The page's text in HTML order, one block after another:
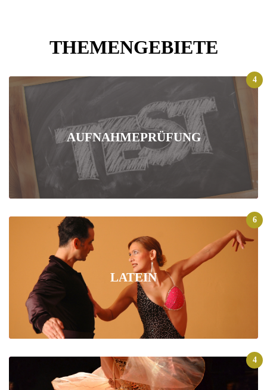
THEMENGEBIETE
AUFNAHMEPRÜFUNG
4
LATEIN
6
4